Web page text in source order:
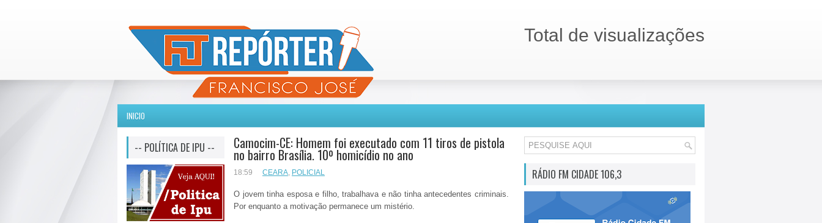
Total de visualizações
INICIO
-- POLÍTICA DE IPU -- Camocim-CE: Homem foi executado com 11 tiros de pistola
no bairro Brasília. 10º homicídio no ano
18:59 CEARA, POLICIAL
O jovem tinha esposa e filho, trabalhava e não tinha antecedentes criminais.
Por enquanto a motivação permanece um mistério.
RÁDIO FM CIDADE 106,3